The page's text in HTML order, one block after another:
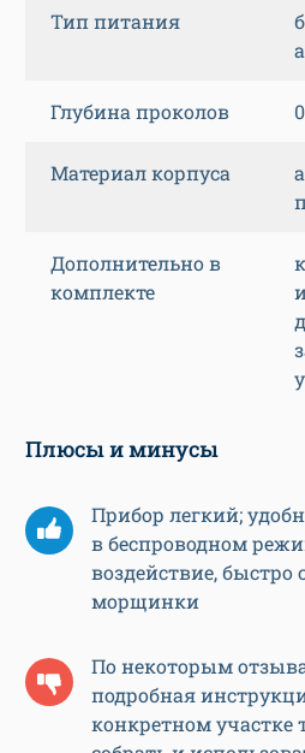
Тип питания
Глубина проколов
Материал корпуса
Дополнительно в
комплекте
Плюсы и минусы
Прибор легкий;
в беспроводном
воздействие, быстро
морщинки
По некоторым
подробная
конкретном участке